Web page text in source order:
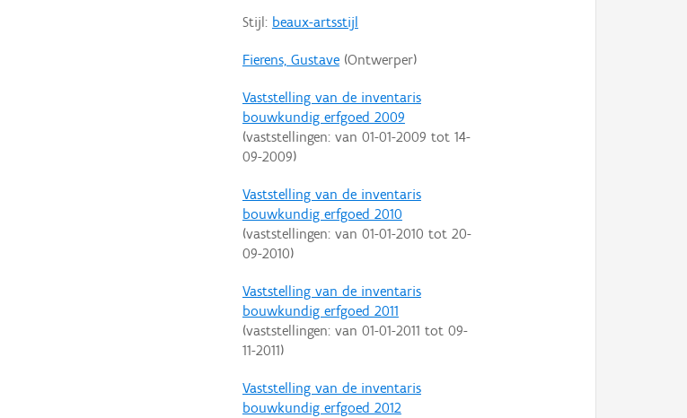
Stijl: beaux-artsstijl
Fierens, Gustave(Ontwerper)
Vaststelling van de inventaris
bouwkundig erfgoed 2009
(vaststellingen: van 01-01-2009 tot 14-
09-2009)
Vaststelling van de inventaris
bouwkundig erfgoed 2010
(vaststellingen: van 01-01-2010 tot 20-
09-2010)
Vaststelling van de inventaris
bouwkundig erfgoed 2011
(vaststellingen: van 01-01-2011 tot 09-
11-2011)
Vaststelling van de inventaris
bouwkundig erfgoed 2012